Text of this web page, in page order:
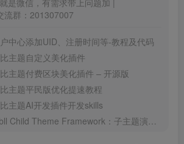
布局使用的大概就是这些小工具，我
流群：201307007
中心添加UID、注册时间等-教程及代码
主题自定义美化插件
主题付费区块美化插件 – 开源版
主题平民版优化提速教程
主题AI开发插件开发skills
Child Theme Framework：子主题演示框架